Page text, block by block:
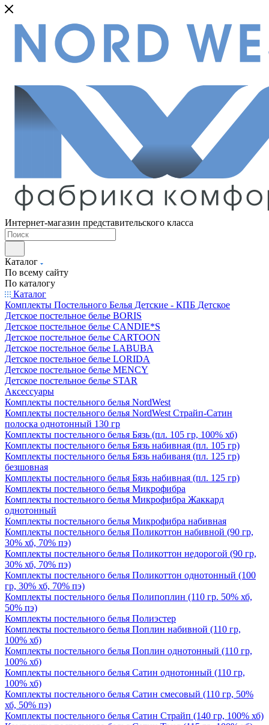
Интернет-магазин представительского класса
Каталог
По всему сайту
По каталогу
Каталог
Комплекты Постельного Белья Детские - КПБ Детское
Детское постельное белье BORIS
Детское постельное белье CANDIE*S
Детское постельное белье CARTOON
Детское постельное белье LABUBA
Детское постельное белье LORIDA
Детское постельное белье MENCY
Детское постельное белье STAR
Аксессуары
Комплекты постельного белья NordWest
Комплекты постельного белья NordWest Страйп-Сатин
полоска однотонный 130 гр
Комплекты постельного белья Бязь (пл. 105 гр, 100% хб)
Комплекты постельного белья Бязь набивная (пл. 105 гр)
Комплекты постельного белья Бязь набиваня (пл. 125 гр)
безшовная
Комплекты постельного белья Бязь набивная (пл. 125 гр)
Комплекты постельного белья Микрофибра
Комплекты постельного белья Микрофибра Жаккард
однотонный
Комплекты постельного белья Микрофибра набивная
Комплекты постельного белья Поликоттон набивной (90 гр,
30% хб, 70% пэ)
Комплекты постельного белья Поликоттон недорогой (90 гр,
30% хб, 70% пэ)
Комплекты постельного белья Поликоттон однотонный (100
гр, 30% хб, 70% пэ)
Комплекты постельного белья Полипоплин (110 гр. 50% хб,
50% пэ)
Комплекты постельного белья Полиэстер
Комплекты постельного белья Поплин набивной (110 гр,
100% хб)
Комплекты постельного белья Поплин однотонный (110 гр,
100% хб)
Комплекты постельного белья Сатин однотонный (110 гр,
100% хб)
Комплекты постельного белья Сатин смесовый (110 гр, 50%
хб, 50% пэ)
Комплекты постельного белья Сатин Страйп (140 гр, 100% хб)